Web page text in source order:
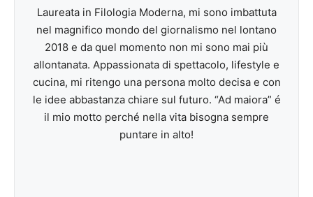
Laureata in Filologia Moderna, mi sono imbattuta
nel magnifico mondo del giornalismo nel lontano
2018 e da quel momento non mi sono mai più
allontanata. Appassionata di spettacolo, lifestyle e
cucina, mi ritengo una persona molto decisa e con
le idee abbastanza chiare sul futuro. “Ad maiora” é
il mio motto perché nella vita bisogna sempre
puntare in alto!